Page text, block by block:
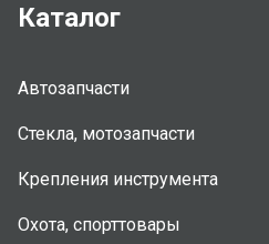
Каталог
Автозапчасти
Стекла, мотозапчасти
Крепления инструмента
Охота, спорттовары